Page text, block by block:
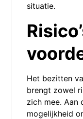
situatie.
Het bezitten
brengt zowel
zich mee. Aan
mogelijkheid